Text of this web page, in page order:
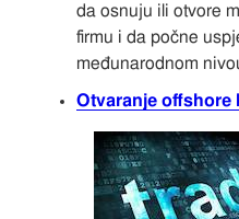
da osnuju ili otvore
firmu i da počne
međunarodnom
Otvaranje offshore